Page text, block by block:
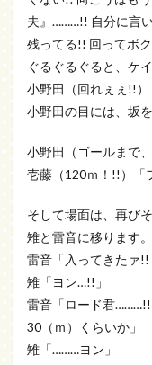
夫』………!! 自分に言
残ってる!! 回ってボク
ぐるぐるぐると、ケ
小野田（回れぇぇ!!）
小野田の目には、坂
小野田（ゴールまで
壱藤（120ｍ！!!）「
そして場面は、再び
雉と雷音に移ります。
雷音「入ってきたァ!!
雉「ヨン…!!」
雷音「ロード君………!!
30（ｍ）くらいか」
雉「………ヨン」